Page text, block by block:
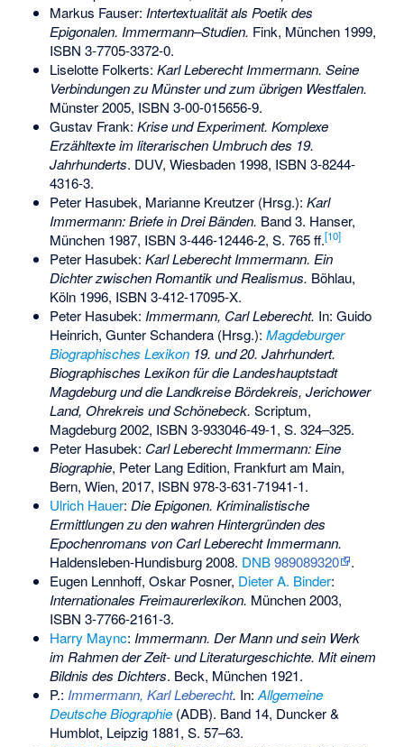
Markus Fauser: Intertextualität als Poetik des
Epigonalen. Immermann–Studien. Fink, München 1999,
ISBN 3-7705-3372-0.
Liselotte Folkerts: Karl Leberecht Immermann. Seine
Verbindungen zu Münster und zum übrigen Westfalen.
Münster 2005, ISBN 3-00-015656-9.
Gustav Frank: Krise und Experiment. Komplexe
Erzähltexte im literarischen Umbruch des 19.
Jahrhunderts. DUV, Wiesbaden 1998, ISBN 3-8244-
4316-3.
Peter Hasubek, Marianne Kreutzer (Hrsg.): Karl
Immermann: Briefe in Drei Bänden. Band 3. Hanser,
München 1987, ISBN 3-446-12446-2, S. 765 ff.[10]
Peter Hasubek: Karl Leberecht Immermann. Ein
Dichter zwischen Romantik und Realismus. Böhlau,
Köln 1996, ISBN 3-412-17095-X.
Peter Hasubek: Immermann, Carl Leberecht. In: Guido
Heinrich, Gunter Schandera (Hrsg.): Magdeburger
Biographisches Lexikon19. und 20. Jahrhundert.
Biographisches Lexikon für die Landeshauptstadt
Magdeburg und die Landkreise Bördekreis, Jerichower
Land, Ohrekreis und Schönebeck. Scriptum,
Magdeburg 2002, ISBN 3-933046-49-1, S. 324–325.
Peter Hasubek: Carl Leberecht Immermann: Eine
Biographie, Peter Lang Edition, Frankfurt am Main,
Bern, Wien, 2017, ISBN 978-3-631-71941-1.
Ulrich Hauer: Die Epigonen. Kriminalistische
Ermittlungen zu den wahren Hintergründen des
Epochenromans von Carl Leberecht Immermann.
Haldensleben-Hundisburg 2008. DNB 989089320
.
Eugen Lennhoff, Oskar Posner, Dieter A. Binder:
Internationales Freimaurerlexikon. München 2003,
ISBN 3-7766-2161-3.
Harry Maync: Immermann. Der Mann und sein Werk
im Rahmen der Zeit- und Literaturgeschichte. Mit einem
Bildnis des Dichters. Beck, München 1921.
P.: Immermann, Karl Leberecht. In: Allgemeine
Deutsche Biographie(ADB). Band 14, Duncker &
Humblot, Leipzig 1881, S. 57–63.